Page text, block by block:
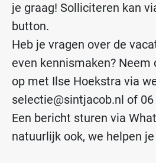
je graag! Solliciteren kan
button.
Heb je vragen over de
even kennismaken?
op met Ilse Hoekstra via
selectie@sintjacob.nl of 06
Een bericht sturen via
natuurlijk ook, we helpen